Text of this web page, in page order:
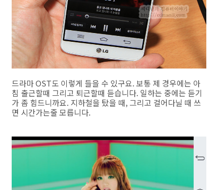
드라마 OST도 이렇게 들을 수 있구요. 보통 제 경우에는 아
침 출근할때 그리고 퇴근할때 듣습니다. 일하는 중에는 듣기
가 좀 힘드니까요. 지하철을 탔을 때, 그리고 걸어다닐 때 쓰
면 시간가는줄 모릅니다.